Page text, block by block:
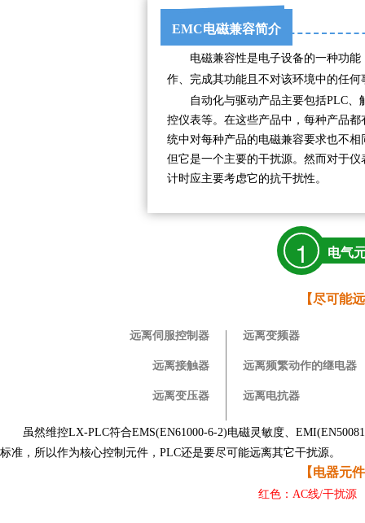
EMC电磁兼容简介
电磁兼容性是电子设备的一种功能
作、 完成其功能且 不对该环境中的任何
自动化与驱动产品主要包括PLC、
控仪表等。在这些产品中，每种产品
统中对每种产品的电磁兼容要求也不
但它是一个主要的干扰源。然而对于
计时应主要考虑它的抗干扰性。
1 电气
【尽可能
远离伺服控制器 远离变频器
远离接触器 远离频繁动作的继电器
远离变压器 远离电抗器
虽然维控LX-PLC符合EMS(EN61000-6-2)电磁灵敏度、
标准，所以作为核心控制元件，PLC还是要尽可能远离其它干扰源。
【电器元
红色：AC线/干扰源